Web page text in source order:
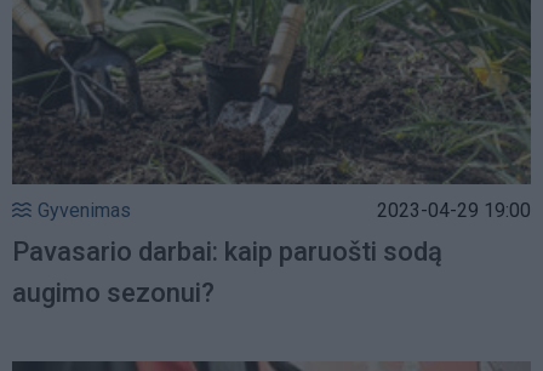
Gyvenimas 2023-04-29 19:00
Pavasario darbai: kaip paruošti sodą
augimo sezonui?